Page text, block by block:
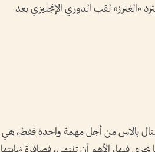
لقب الدوري الإنجليزي بعد
بالاس من أجل مهمة واحدة فقط، هي